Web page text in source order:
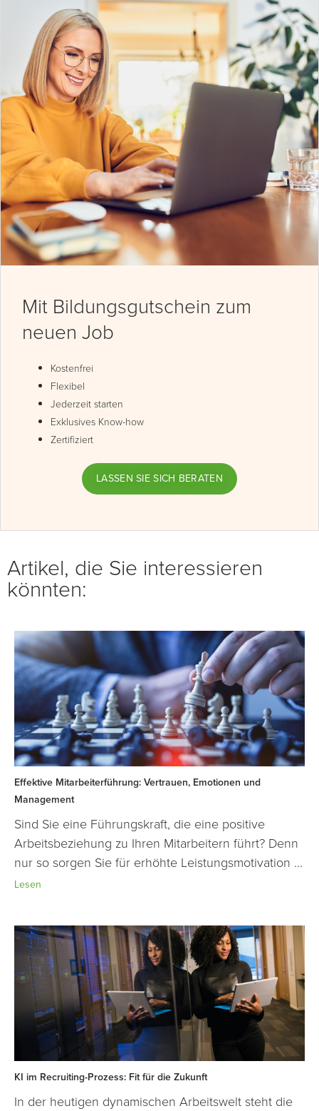
Mit Bildungsgutschein zum
neuen Job
Kostenfrei
Flexibel
Jederzeit starten
Exklusives Know-how
Zertifiziert
LASSEN SIE SICH BERATEN
Artikel, die Sie interessieren
könnten:
Effektive Mitarbeiterführung: Vertrauen, Emotionen und
Management
Sind Sie eine Führungskraft, die eine positive
Arbeitsbeziehung zu Ihren Mitarbeitern führt? Denn
nur so sorgen Sie für erhöhte Leistungsmotivation ...
Lesen
KI im Recruiting-Prozess: Fit für die Zukunft
In der heutigen dynamischen Arbeitswelt steht die